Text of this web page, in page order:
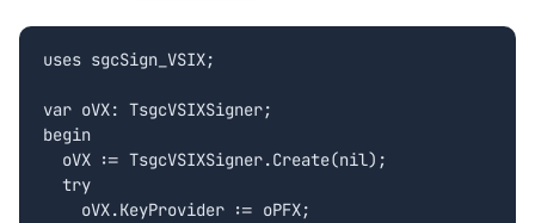
uses sgcSign_VSIX;
var oVX: TsgcVSIXSigner;
begin
  oVX := TsgcVSIXSigner.Create(nil);
  try
    oVX.KeyProvider := oPFX;